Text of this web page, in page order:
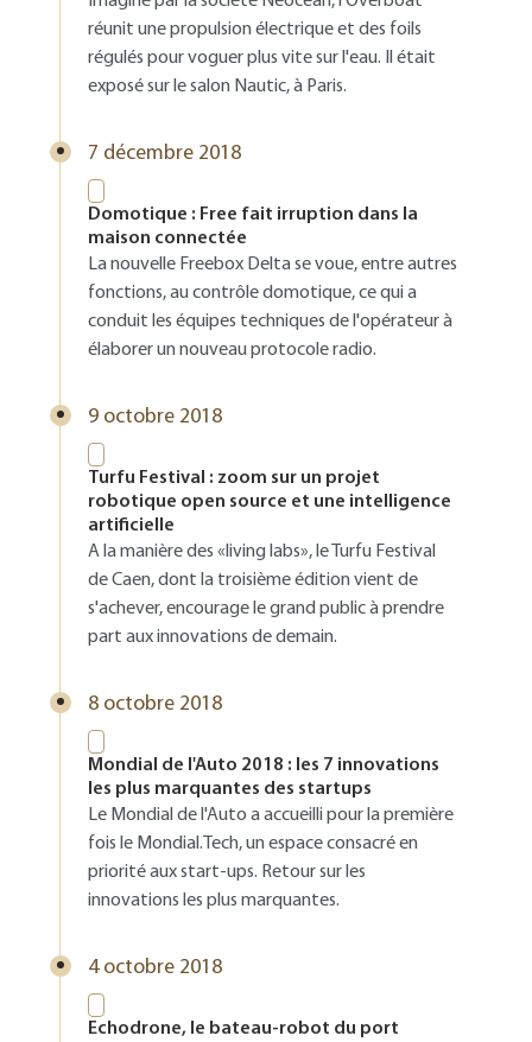
réunit une propulsion électrique et des foils
régulés pour voguer plus vite sur l'eau. Il était
exposé sur le salon Nautic, à Paris.
7 décembre 2018
Domotique : Free fait irruption dans la
maison connectée
La nouvelle Freebox Delta se voue, entre autres
fonctions, au contrôle domotique, ce qui a
conduit les équipes techniques de l'opérateur à
élaborer un nouveau protocole radio.
9 octobre 2018
Turfu Festival : zoom sur un projet
robotique open source et une intelligence
artificielle
A la manière des «living labs», le Turfu Festival
de Caen, dont la troisième édition vient de
s'achever, encourage le grand public à prendre
part aux innovations de demain.
8 octobre 2018
Mondial de l'Auto 2018 : les 7 innovations
les plus marquantes des startups
Le Mondial de l'Auto a accueilli pour la première
fois le Mondial.Tech, un espace consacré en
priorité aux start-ups. Retour sur les
innovations les plus marquantes.
4 octobre 2018
Echodrone, le bateau-robot du port